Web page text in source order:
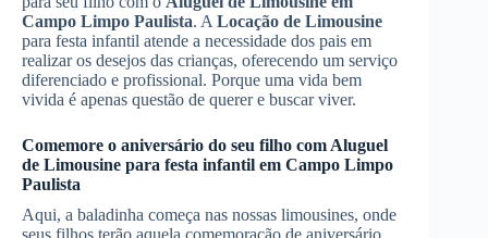
Campo Limpo Paulista. A Locação de Limousine
para festa infantil atende a necessidade dos pais em
realizar os desejos das crianças, oferecendo um serviço
diferenciado e profissional. Porque uma vida bem
vivida é apenas questão de querer e buscar viver.
Comemore o aniversário do seu filho com Aluguel
de Limousine para festa infantil em Campo Limpo
Paulista
Aqui, a baladinha começa nas nossas limousines, onde
seus filhos terão aquela comemoração de aniversário